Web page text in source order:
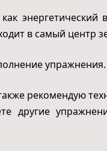
в самый центр
упражнения.
рекомендую
другие